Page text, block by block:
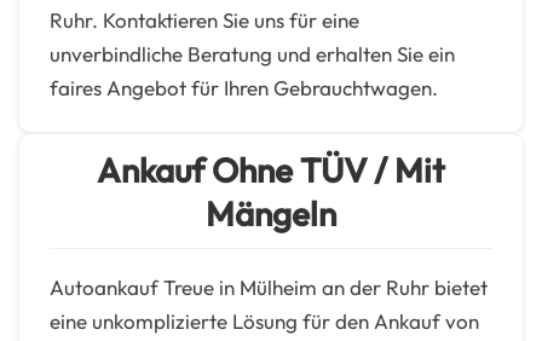
Ruhr. Kontaktieren Sie uns für eine
unverbindliche Beratung und erhalten Sie ein
faires Angebot für Ihren Gebrauchtwagen.
Ankauf Ohne TÜV / Mit
Mängeln
Autoankauf Treue in Mülheim an der Ruhr bietet
eine unkomplizierte Lösung für den Ankauf von